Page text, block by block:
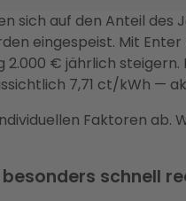
sich auf den Anteil
eingespeist. Mit
€ jährlich
7,71 ct/kWh —
Faktoren
schnell